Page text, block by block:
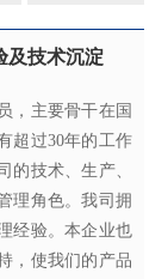
及技术沉淀
，主要骨干在国
超过30年的工作
的技术、生产、
理角色。我司拥
经验。本企业也
，使我们的产品
和生产车间，可
的高品质香精。
可的ISO9001：
食品安全管理体
性保驾护航。
多位优秀的技术
开发应用，能高
足客户对提高其